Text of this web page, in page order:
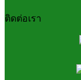
ติดต่อเรา